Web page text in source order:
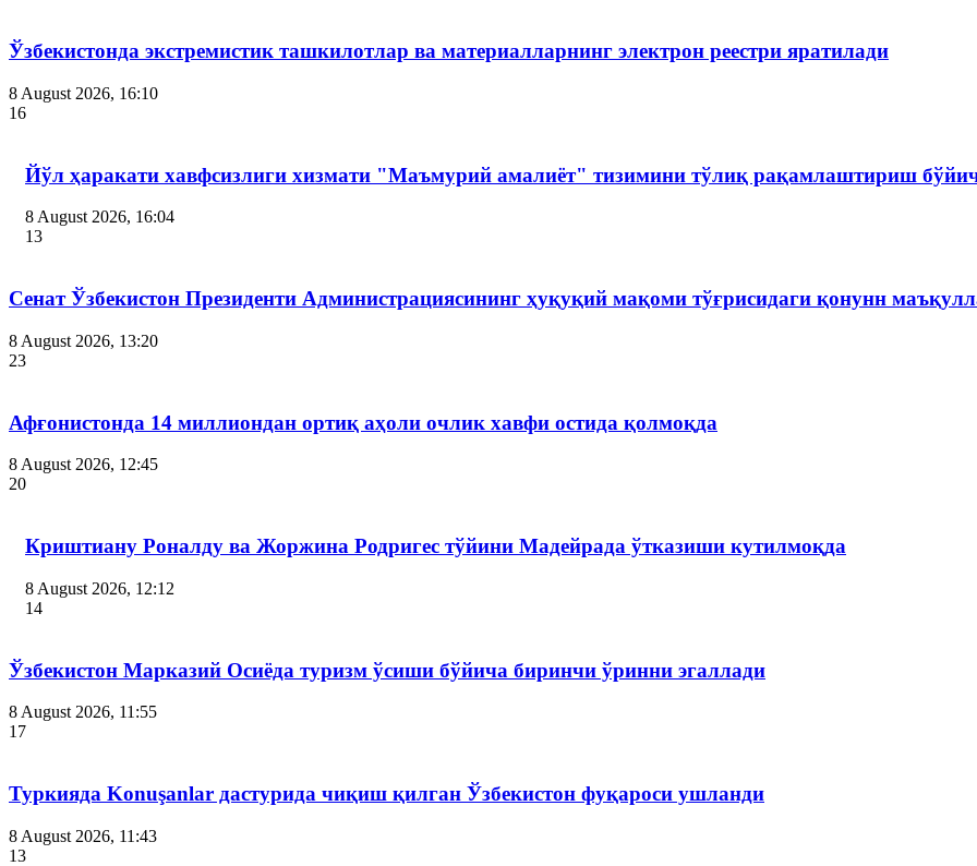
Ўзбекистонда экстремистик ташкилотлар ва материалларнинг электрон реестри яратилади
8 August 2026, 16:10
16
Йўл ҳаракати хавфсизлиги хизмати "Маъмурий амалиёт" тизимини тўлиқ рақамлаштириш
8 August 2026, 16:04
13
Сенат Ўзбекистон Президенти Администрациясининг ҳуқуқий мақоми тўғрисидаги қонунн
8 August 2026, 13:20
23
Афғонистонда 14 миллиондан ортиқ аҳоли очлик хавфи остида қолмоқда
8 August 2026, 12:45
20
Криштиану Роналду ва Жоржина Родригес тўйини Мадейрада ўтказиши кутилмоқда
8 August 2026, 12:12
14
Ўзбекистон Марказий Осиёда туризм ўсиши бўйича биринчи ўринни эгаллади
8 August 2026, 11:55
17
Туркияда Konuşanlar дастурида чиқиш қилган Ўзбекистон фуқароси ушланди
8 August 2026, 11:43
13